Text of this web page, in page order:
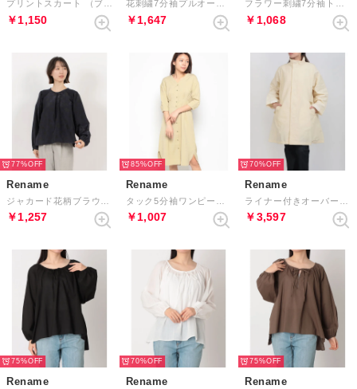
￥1,150 ￥1,647 ￥1,068
77%
Rename
￥1,257
85%
Rename
￥1,007
70%
Rename
￥3,597
75%
Rename
70%
Rename
75%
Rename